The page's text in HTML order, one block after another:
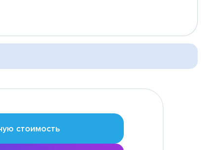
стоимость